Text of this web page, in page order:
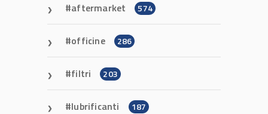
aftermarket 574
officine 286
filtri 203
lubrificanti 187